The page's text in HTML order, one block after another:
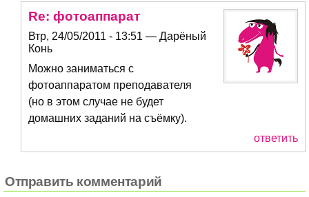
Re: фотоаппарат
Втр, 24/05/2011 - 13:51 — Дарёный
Конь
Можно заниматься с
фотоаппаратом преподавателя
(но в этом случае не будет
домашних заданий на съёмку).
ответить
Отправить комментарий